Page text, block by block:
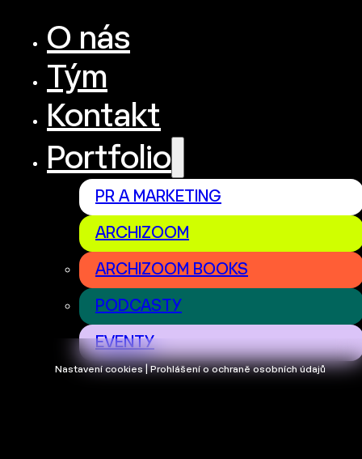
Nastavení cookies | Prohlášení o ochraně osobních údajů
O nás
Tým
Kontakt
Portfolio
PR A MARKETING
ARCHIZOOM
ARCHIZOOM BOOKS
PODCASTY
EVENTY